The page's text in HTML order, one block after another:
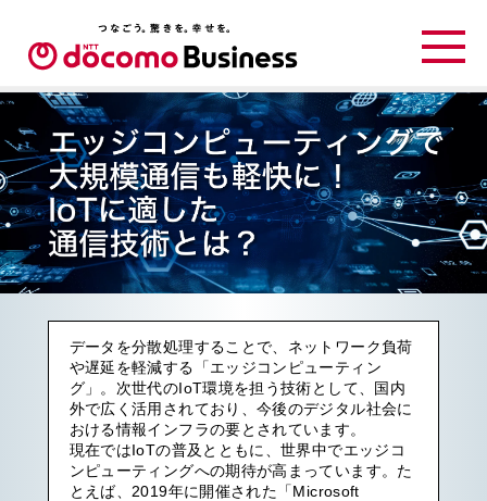
データを分散処理することで、ネットワーク負荷
や遅延を軽減する「エッジコンピューティン
グ」。次世代のIoT環境を担う技術として、国内
外で広く活用されており、今後のデジタル社会に
おける情報インフラの要とされています。
現在ではIoTの普及とともに、世界中でエッジコ
ンピューティングへの期待が高まっています。た
とえば、2019年に開催された「Microsoft